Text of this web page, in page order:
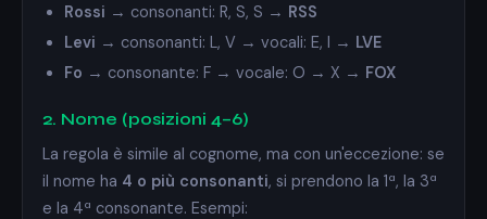
Rossi → consonanti: R, S, S → RSS
Levi → consonanti: L, V → vocali: E, I → LVE
Fo → consonante: F → vocale: O → X → FOX
2. Nome (posizioni 4–6)
La regola è simile al cognome, ma con un'eccezione: se
il nome ha 4 o più consonanti, si prendono la 1ª, la 3ª
e la 4ª consonante. Esempi: